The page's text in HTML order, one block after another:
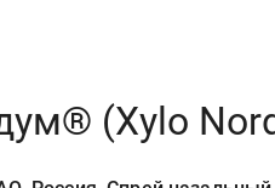
(Xylo